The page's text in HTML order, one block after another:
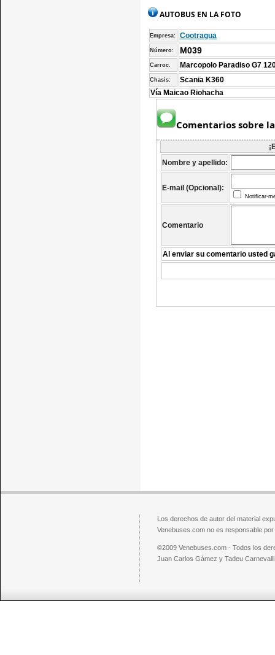
AUTOBUS EN LA FOTO
Empresa: Cootragua
Número: M039
Carroc. Marcopolo Paradiso G7
Chasis:
Scania K360
Vía Maicao Riohacha
Comentarios sobre
Nombre y apellido:
E-mail (Opcional):
Notificar-
Comentario
Al enviar su comentario usted
Los derechos de autor del material
Venebuses.com no es responsable
©2009 Venebuses.com - Todos los
Juan Carlos Gámez y Tadeu Carnevalli